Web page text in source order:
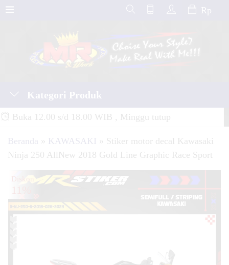
Rp
Kategori Produk
Buka 12.00 s/d 18.00 WIB , Minggu tutup
Beranda » KAWASAKI » Stiker motor decal Kawasaki
Ninja 250 AllNew 2018 Gold Line Graphic Race Sport
Diskon